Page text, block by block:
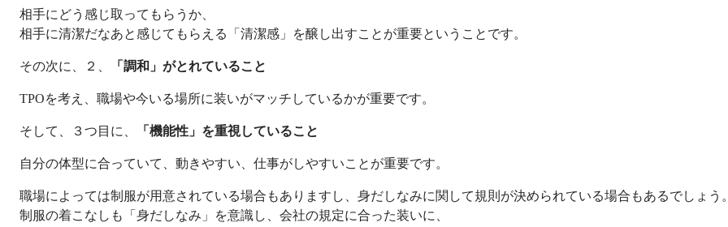
相手にどう感じ取ってもらうか、
相手に清潔だなあと感じてもらえる「清潔感」を醸し出すことが重要ということです。
その次に、２、 「調和」がとれていること
TPOを考え、職場や今いる場所に装いがマッチしているかが重要です。
そして、３つ目に、 「機能性」を重視していること
自分の体型に合っていて、動きやすい、仕事がしやすいことが重要です。
職場によっては制服が用意されている場合もありますし、身だしなみに関して規則が決められている場合もあるでしょう。
制服の着こなしも「身だしなみ」を意識し、会社の規定に合った装いに、